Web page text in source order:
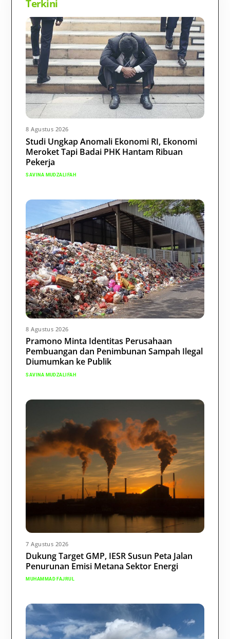
Terkini
8 Agustus 2026
Studi Ungkap Anomali Ekonomi RI, Ekonomi
Meroket Tapi Badai PHK Hantam Ribuan
Pekerja
SAVINA MUDZALIFAH
8 Agustus 2026
Pramono Minta Identitas Perusahaan
Pembuangan dan Penimbunan Sampah Ilegal
Diumumkan ke Publik
SAVINA MUDZALIFAH
7 Agustus 2026
Dukung Target GMP, IESR Susun Peta Jalan
Penurunan Emisi Metana Sektor Energi
MUHAMMAD FAJRUL